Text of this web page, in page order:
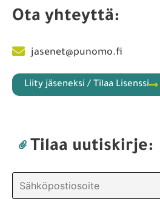
Ota yhteyttä:
jasenet@punomo.fi
Liity jäseneksi / Tilaa Lisenssi
Tilaa uutiskirje: